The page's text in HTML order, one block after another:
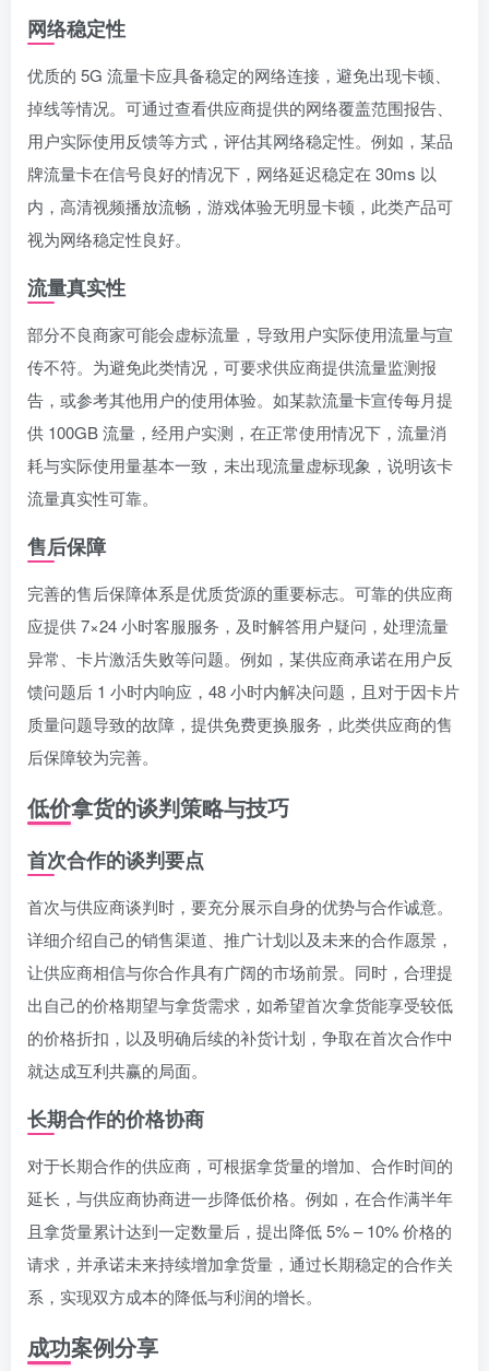
网络稳定性
优质的 5G 流量卡应具备稳定的网络连接，避免出现卡顿、
掉线等情况。可通过查看供应商提供的网络覆盖范围报告、
用户实际使用反馈等方式，评估其网络稳定性。例如，某品
牌流量卡在信号良好的情况下，网络延迟稳定在 30ms 以
内，高清视频播放流畅，游戏体验无明显卡顿，此类产品可
视为网络稳定性良好。
流量真实性
部分不良商家可能会虚标流量，导致用户实际使用流量与宣
传不符。为避免此类情况，可要求供应商提供流量监测报
告，或参考其他用户的使用体验。如某款流量卡宣传每月提
供 100GB 流量，经用户实测，在正常使用情况下，流量消
耗与实际使用量基本一致，未出现流量虚标现象，说明该卡
流量真实性可靠。
售后保障
完善的售后保障体系是优质货源的重要标志。可靠的供应商
应提供 7×24 小时客服服务，及时解答用户疑问，处理流量
异常、卡片激活失败等问题。例如，某供应商承诺在用户反
馈问题后 1 小时内响应，48 小时内解决问题，且对于因卡片
质量问题导致的故障，提供免费更换服务，此类供应商的售
后保障较为完善。
低价拿货的谈判策略与技巧
首次合作的谈判要点
首次与供应商谈判时，要充分展示自身的优势与合作诚意。
详细介绍自己的销售渠道、推广计划以及未来的合作愿景，
让供应商相信与你合作具有广阔的市场前景。同时，合理提
出自己的价格期望与拿货需求，如希望首次拿货能享受较低
的价格折扣，以及明确后续的补货计划，争取在首次合作中
就达成互利共赢的局面。
长期合作的价格协商
对于长期合作的供应商，可根据拿货量的增加、合作时间的
延长，与供应商协商进一步降低价格。例如，在合作满半年
且拿货量累计达到一定数量后，提出降低 5% – 10% 价格的
请求，并承诺未来持续增加拿货量，通过长期稳定的合作关
系，实现双方成本的降低与利润的增长。
成功案例分享